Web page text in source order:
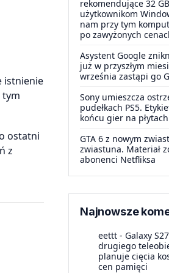
istnienie
tym
ostatni
z
rekomendujące 32
użytkownikom
nam przy tym
po zawyżonych
Asystent Google
już w przyszłym
września zastąpi go
Sony umieszcza
pudełkach PS5.
końcu gier na płytach
GTA 6 z nowym
zwiastuna. Materiał
abonenci Netfliksa
Najnowsze
eettt - Galaxy
drugiego
planuje cięcia
cen pamięci